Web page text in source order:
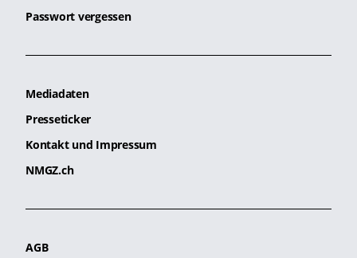
Passwort vergessen
Mediadaten
Presseticker
Kontakt und Impressum
NMGZ.ch
AGB